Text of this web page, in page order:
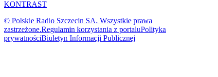
KONTRAST
© Polskie Radio Szczecin SA. Wszystkie prawa
zastrzeżone.Regulamin korzystania z portaluPolityka
prywatnościBiuletyn Informacji Publicznej